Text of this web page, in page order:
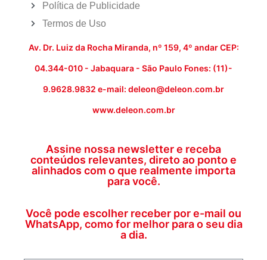
Política de Publicidade
Termos de Uso
Av. Dr. Luiz da Rocha Miranda, nº 159, 4º andar CEP:
04.344-010 - Jabaquara - São Paulo Fones: (11)-
9.9628.9832 e-mail: deleon@deleon.com.br
www.deleon.com.br
Assine nossa newsletter e receba
conteúdos relevantes, direto ao ponto e
alinhados com o que realmente importa
para você.
Você pode escolher receber por e-mail ou
WhatsApp, como for melhor para o seu dia
a dia.